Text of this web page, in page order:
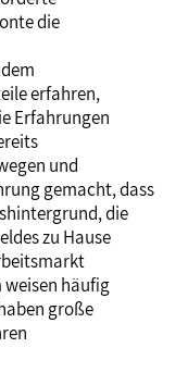
die
erfahren,
Erfahrungen
und
gemacht, dass
die
zu Hause
weisen häufig
große